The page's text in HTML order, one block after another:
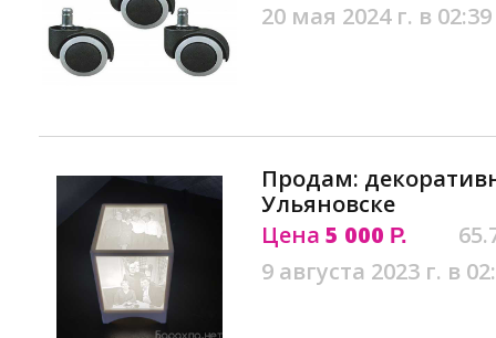
20 мая 2024 г. в 02:39
Продам:
Ульяновске
Цена 5 000 Р.
9 августа 2023 г. в